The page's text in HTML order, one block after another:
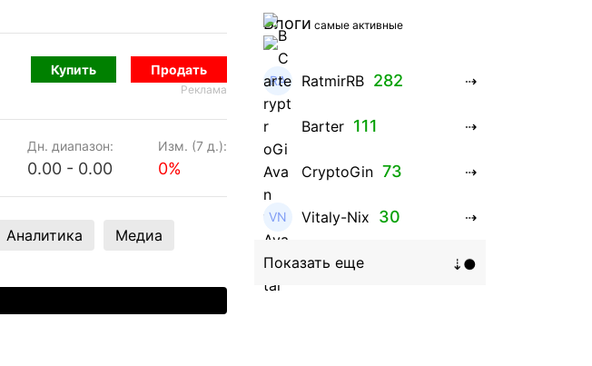
Купить Продать
Реклама
Дн. диапазон:
0.00 - 0.00
Изм. (7 д.):
0%
Аналитика Медиа
Блоги самые активные
RatmirRB 282
Barter 111
CryptoGin 73
Vitaly-Nix 30
Hanna_Zolo4evskaya 16